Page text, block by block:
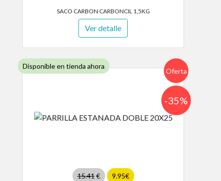
SACO CARBON CARBONCIL 1,5KG
Ver detalle
Disponible en tienda ahora
Oferta
15.41€ 9.95€
-35%